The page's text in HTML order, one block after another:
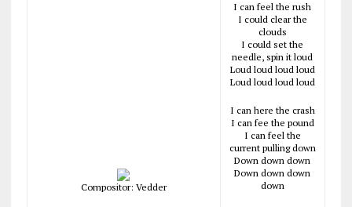
Compositor: Vedder
I can feel the rush
I could clear the
clouds
I could set the
needle, spin it loud
Loud loud loud loud
Loud loud loud loud
I can here the crash
I can fee the pound
I can feel the
current pulling down
Down down down
Down down down
down